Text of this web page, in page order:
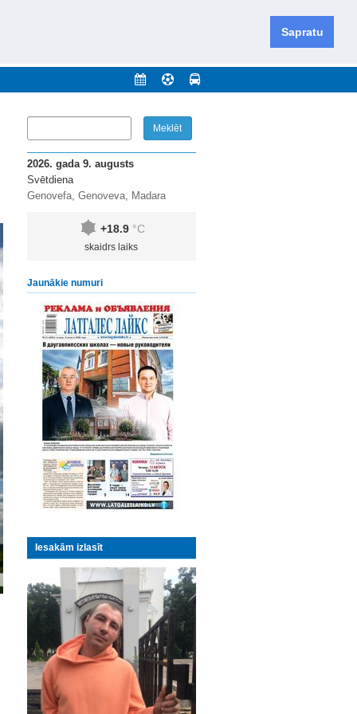
Sapratu
novadu un apkārtējos novadus un pilsētas.
2026. gada 9. augusts
Svētdiena
Genovefa, Genoveva, Madara
+18.9 °C
skaidrs laiks
Jaunākie numuri
Iesakām izlasīt